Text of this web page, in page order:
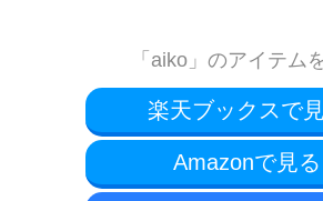
「aiko」のアイテム
楽天ブックスで
Amazonで見る